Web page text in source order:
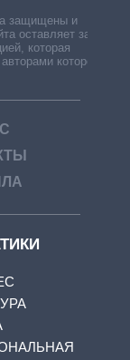
защищены и
оставляет за
которая
которой